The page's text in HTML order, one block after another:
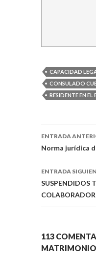
CAPACIDAD
CONSULADO
RESIDENTE EN EL
de
entradas
ENTRADA
Norma jurídica
ENTRADA
SUSPENDIDOS
113
MATRIMONIO